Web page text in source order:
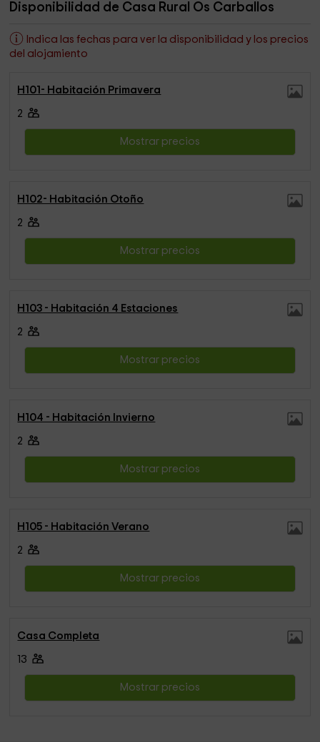
Disponibilidad de Casa Rural Os Carballos
Indica las fechas para ver la disponibilidad y los precios
del alojamiento
H101- Habitación Primavera
2
Mostrar precios
H102- Habitación Otoño
2
Mostrar precios
H103 - Habitación 4 Estaciones
2
Mostrar precios
H104 - Habitación Invierno
2
Mostrar precios
H105 - Habitación Verano
2
Mostrar precios
Casa Completa
13
Mostrar precios